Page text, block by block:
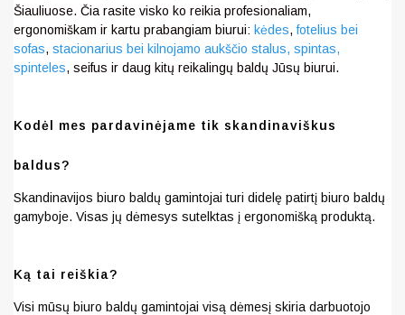
Šiauliuose. Čia rasite visko ko reikia profesionaliam,
ergonomiškam ir kartu prabangiam biurui: kėdes,fotelius bei
sofas, stacionarius bei kilnojamo aukščio stalus, spintas,
spinteles, seifus ir daug kitų reikalingų baldų Jūsų biurui.
Kodėl mes pardavinėjame tik skandinaviškus
baldus?
Skandinavijos biuro baldų gamintojai turi didelę patirtį biuro baldų
gamyboje. Visas jų dėmesys sutelktas į ergonomišką produktą.
Ką tai reiškia?
Visi mūsų biuro baldų gamintojai visą dėmesį skiria darbuotojo